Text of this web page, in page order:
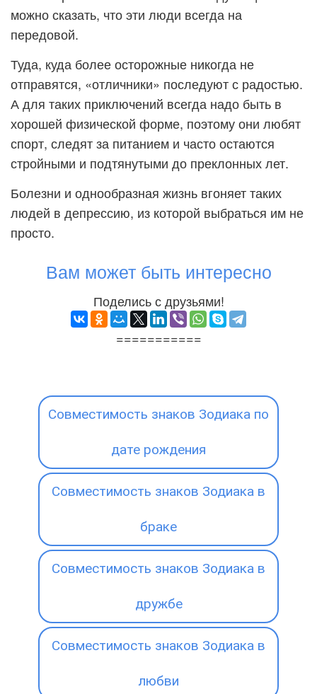
можно сказать, что эти люди всегда на
передовой.
Туда, куда более осторожные никогда не
отправятся, «отличники» последуют с радостью.
А для таких приключений всегда надо быть в
хорошей физической форме, поэтому они любят
спорт, следят за питанием и часто остаются
стройными и подтянутыми до преклонных лет.
Болезни и однообразная жизнь вгоняет таких
людей в депрессию, из которой выбраться им не
просто.
Вам может быть интересно
Поделись с друзьями!
===========
Совместимость знаков Зодиака по
дате рождения
Совместимость знаков Зодиака в
браке
Совместимость знаков Зодиака в
дружбе
Совместимость знаков Зодиака в
любви